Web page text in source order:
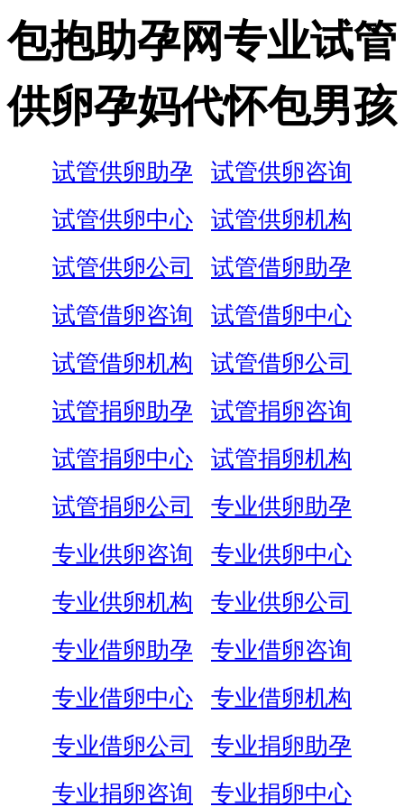
包抱助孕网专业试管
供卵孕妈代怀包男孩
试管供卵助孕
试管供卵咨询
试管供卵中心
试管供卵机构
试管供卵公司
试管借卵助孕
试管借卵咨询
试管借卵中心
试管借卵机构
试管借卵公司
试管捐卵助孕
试管捐卵咨询
试管捐卵中心
试管捐卵机构
试管捐卵公司
专业供卵助孕
专业供卵咨询
专业供卵中心
专业供卵机构
专业供卵公司
专业借卵助孕
专业借卵咨询
专业借卵中心
专业借卵机构
专业借卵公司
专业捐卵助孕
专业捐卵咨询
专业捐卵中心